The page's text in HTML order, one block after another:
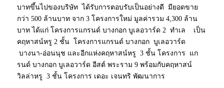
บาทขึ้นไปของบริษัท ได้รับการตอบรับเป็นอย่างดี มียอดขาย
กว่า 500 ล้านบาท จาก 3 โครงการใหม่ มูลค่ารวม 4,300 ล้าน
บาท ได้แก่ โครงการแกรนด์ บางกอก บูเลอวาร์ด 2 ทำเล เป็น
คฤหาสน์หรู 2 ชั้น โครงการแกรนด์ บางกอก บูเลอวาร์ด
บางนา-อ่อนนุช และอีกแห่งคฤหาสน์หรู 3 ชั้น โครงการ แก
รนด์ บางกอก บูเลอวาร์ด อีสต์ พระราม 9 พร้อมกับคฤหาสน์
วิลล่าหรู 3 ชั้น โครงการ เดอะ เจนทริ พัฒนาการ